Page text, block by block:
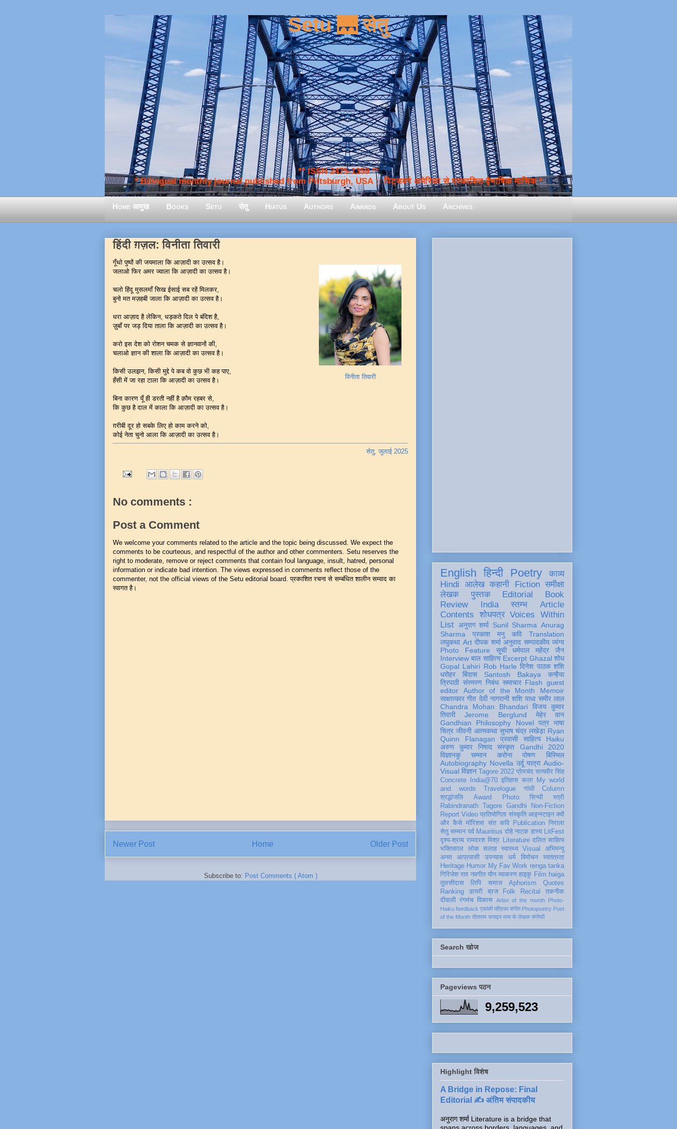
Setu 🌉 सेतु
** ISSN 2475-1359 **
* Bilingual monthly journal published from Pittsburgh, USA :: पिट्सबर्ग अमेरिका से प्रकाशित द्वैभाषिक मासिक *
Home आमुख Books Setu सेतु Hiatus Authors Awards About Us Archives
हिंदी ग़ज़ल: विनीता तिवारी
विनीता तिवारी
गूँथो पुष्पों की जयमाला कि आज़ादी का उत्सव है।
जलाओ फिर अमर ज्वाला कि आज़ादी का उत्सव है।
चलो हिंदू मुसलमाँ सिख ईसाई सब रहें मिलकर,
बुनो मत मज़हबी जाला कि आज़ादी का उत्सव है।
धरा आज़ाद है लेकिन, धड़कते दिल पे बंदिश है,
ज़ुबाँ पर जड़ दिया ताला कि आज़ादी का उत्सव है।
करो इस देश को रोशन चमक से ज्ञानवानों की,
चलाओ ज्ञान की शाला कि आज़ादी का उत्सव है।
किसी उलझन, किसी मुद्दे पे कब वो कुछ भी कह पाए,
हँसी में जा रहा टाला कि आज़ादी का उत्सव है।
बिना कारण यूँ ही डरती नहीं है क़ौम रहबर से,
कि कुछ है दाल में काला कि आज़ादी का उत्सव है।
ग़रीबी दूर हो सबके लिए हो काम करने को,
कोई नेता चुनो आला कि आज़ादी का उत्सव है।
सेतु, जुलाई 2025
No comments :
Post a Comment
We welcome your comments related to the article and the topic being discussed. We expect the
comments to be courteous, and respectful of the author and other commenters. Setu reserves the
right to moderate, remove or reject comments that contain foul language, insult, hatred, personal
information or indicate bad intention. The views expressed in comments reflect those of the
commenter, not the official views of the Setu editorial board. प्रकाशित रचना से सम्बंधित शालीन सम्वाद का
स्वागत है।
Newer Post Older Post
Home
Subscribe to: Post Comments ( Atom )
English हिन्दी Poetry
काव्य
Hindi
आलेख कहानी Fiction समीक्षा
लेखक
पुस्तक Editorial
Book
Review
India स्तम्भ
Article
Contents
शोधपत्र Voices Within
List अनुराग शर्मा Sunil Sharma Anurag
Sharma
प्रकाश मनु कवि
Translation
लघुकथा Art दीपक शर्मा अनुवाद सम्पादकीय व्यंग्य
Photo Feature
सूची
धर्मपाल महेंद्र जैन
Interview बाल साहित्य Excerpt Ghazal शोध
Gopal Lahiri Rob Harle दिनेश पाठक शशि
धरोहर
बिंदास Santosh Bakaya
कन्हैया
त्रिपाठी संस्मरण निबंध समाचार Flash guest
editor
Author of the Month
Memoir
साक्षात्कार गीत देवी नागरानी शशि पाधा समीर लाल
Chandra Mohan Bhandari विजय कुमार
तिवारी
Jerome Berglund
मेहेर वान
Gandhian Philosophy
Novel पत्र भाषा
चित्र जीवनी आत्मकथा सुभाष चंद्र लखेड़ा Ryan
Quinn Flanagan
प्रवासी साहित्य
Haiku
अरुण कुमार निषाद
संस्कृत
Gandhi 2020
विज्ञानकु
सम्मान करोना पोषण
बिस्मिल
Autobiography Novella उर्दू यात्रा Audio-
Visual विज्ञान Tagore 2022 प्रेमचंद सत्यवीर सिंह
Concrete
India@70 इतिहास कला
My world
and words
Travelogue गांधी
Column
श्रद्धांजलि
Award Photo सिन्धी
स्त्री
Rabindranath Tagore Gandhi
Non-Fiction
Report Video प्रतियोगिता संस्कृति आइन्स्टाइन क्यों
और कैसे मॉरिशस संत कवि Publication निराला
सेतु सम्मान पर्व Mauritius दोहे नाटक हास्य LitFest
दृश्य-श्रव्य रामदरश मिश्र Literature दलित साहित्य
भक्तिकाल
लोक सलाह स्वास्थ्य Visual
अभिमन्यु
अनत
आप्रवासी उपन्यास धर्म विमोचन
स्वतंत्रता
Heritage Humor My Fav Work renga tanka
गिरिजेश राव नवगीत यौन व्याकरण हाइकु Film haiga
तुलसीदास
लिपि समाज Aphorism
Quotes
Ranking
डायरी ब्रज Folk Recital
तकनीक
दीवाली रंगमंच विकास Artist of the month Photo-
Haiku feedback एकांकी पत्रिका संगीत Photopoetry Poet
of the Month तोताराम सनाढ्य मास के लेखक संगोष्ठी
Search खोज
Pageviews पठन
9,259,523
Highlight विशेष
A Bridge in Repose: Final
Editorial ✍️ अंतिम संपादकीय
अनुराग शर्मा Literature is a bridge that